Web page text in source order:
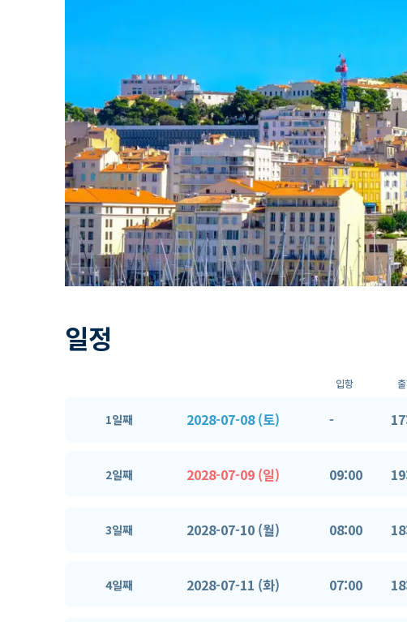
일정
입항
1일째 2028-07-08 (토) -
2일째 2028-07-09 (일) 09:00
3일째 2028-07-10 (월) 08:00
4일째 2028-07-11 (화) 07:00